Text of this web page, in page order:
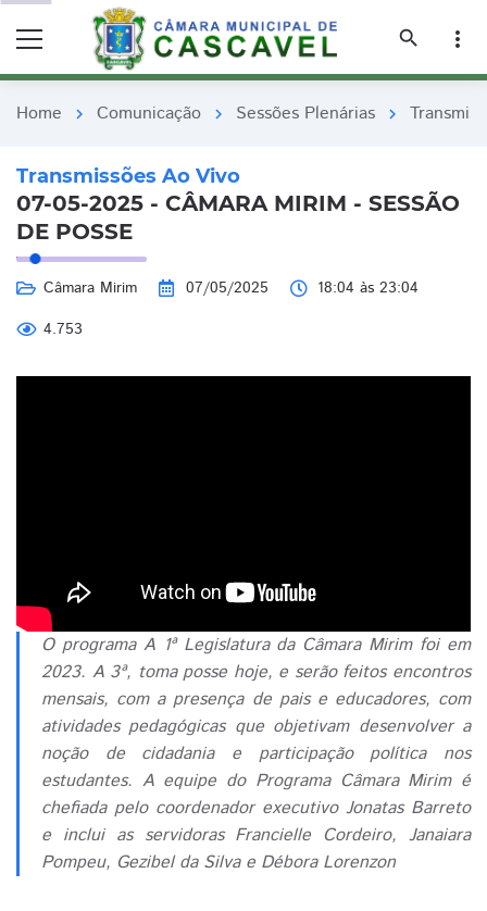
search
more_vert
Home chevron_right Comunicação chevron_right Sessões Plenárias chevron_right
Transmissões Ao Vivo
07-05-2025 - CÂMARA MIRIM - SESSÃO
DE POSSE
Câmara Mirim 07/05/2025
18:04 às 23:04
4.753
O programa A 1ª Legislatura da Câmara Mirim foi em
2023. A 3ª, toma posse hoje, e serão feitos encontros
mensais, com a presença de pais e educadores, com
atividades pedagógicas que objetivam desenvolver a
noção de cidadania e participação política nos
estudantes. A equipe do Programa Câmara Mirim é
chefiada pelo coordenador executivo Jonatas Barreto
e inclui as servidoras Francielle Cordeiro, Janaiara
Pompeu, Gezibel da Silva e Débora Lorenzon